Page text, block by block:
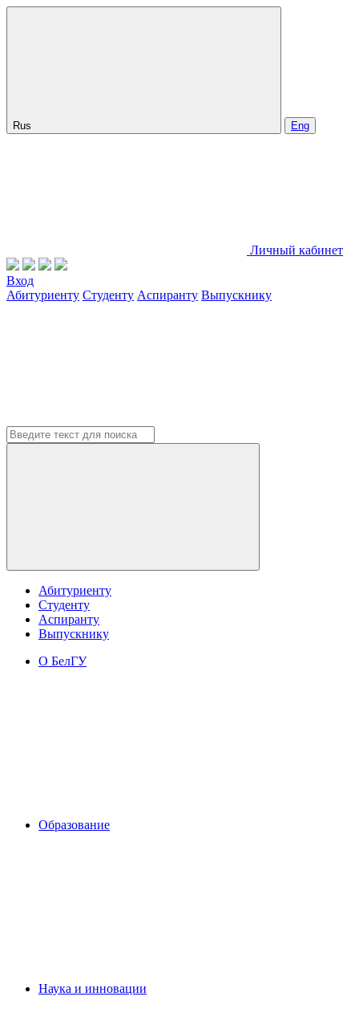
Rus Eng
Личный кабинет
Вход
Абитуриенту Студенту Аспиранту Выпускнику
Абитуриенту
Студенту
Аспиранту
Выпускнику
О БелГУ
Образование
Наука и инновации